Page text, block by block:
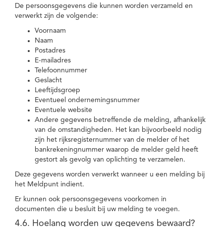
De persoonsgegevens die kunnen worden verzameld en
verwerkt zijn de volgende:
Voornaam
Naam
Postadres
E-mailadres
Telefoonnummer
Geslacht
Leeftijdsgroep
Eventueel ondernemingsnummer
Eventuele website
Andere gegevens betreffende de melding, afhankelijk
van de omstandigheden. Het kan bijvoorbeeld nodig
zijn het rijksregisternummer van de melder of het
bankrekeningnummer waarop de melder geld heeft
gestort als gevolg van oplichting te verzamelen.
Deze gegevens worden verwerkt wanneer u een melding bij
het Meldpunt indient.
Er kunnen ook persoonsgegevens voorkomen in
documenten die u besluit bij uw melding te voegen.
4.6. Hoelang worden uw gegevens bewaard?